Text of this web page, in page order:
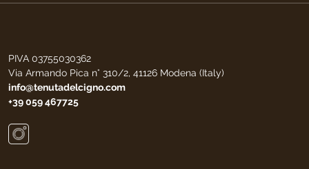
PIVA 03755030362
Via Armando Pica n° 310/2, 41126 Modena (Italy)
info@tenutadelcigno.com
+39 059 467725